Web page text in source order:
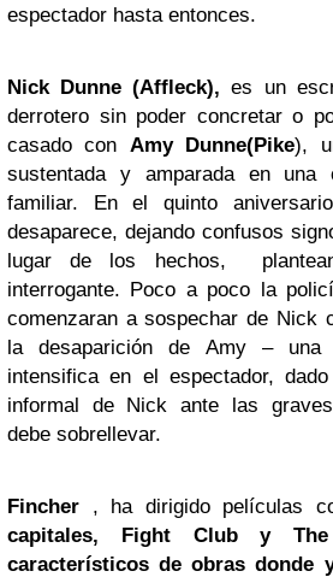
espectador hasta entonces.
Nick Dunne (Affleck), es un
derrotero sin poder concretar o
casado con Amy Dunne(Pike),
sustentada y amparada en una
familiar. En el quinto
desaparece, dejando confusos
lugar de los hechos,
interrogante. Poco a poco la
comenzaran a sospechar de Nick
la desaparición de Amy –
intensifica en el espectador,
informal de Nick ante las
debe sobrellevar.
Fincher , ha dirigido películas
capitales, Fight Club y The
característicos de obras donde